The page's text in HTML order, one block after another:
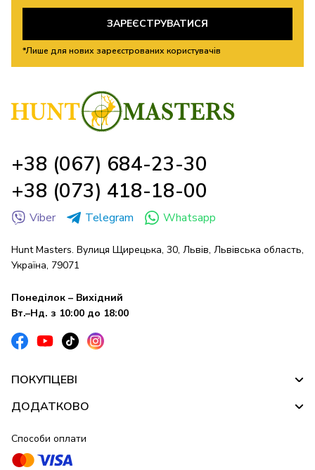
ЗАРЕЄСТРУВАТИСЯ
*Лише для нових зареєстрованих користувачів
+38 (067) 684-23-30
+38 (073) 418-18-00
Viber Telegram Whatsapp
Hunt Masters. Вулиця Щирецька, 30, Львів, Львівська область,
Україна, 79071
Понеділок – Вихідний
Вт.–Нд. з 10:00 до 18:00
ПОКУПЦЕВІ
ДОДАТКОВО
Способи оплати